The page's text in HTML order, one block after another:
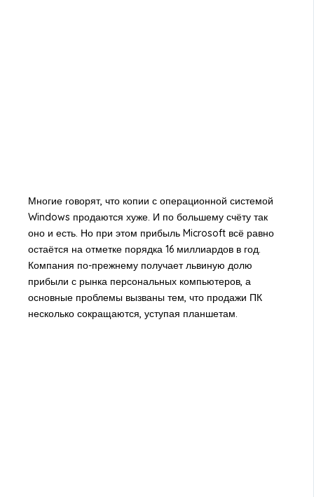
Многие говорят, что копии с операционной системой
Windows продаются хуже. И по большему счёту так
оно и есть. Но при этом прибыль Microsoft всё равно
остаётся на отметке порядка 16 миллиардов в год.
Компания по-прежнему получает львиную долю
прибыли с рынка персональных компьютеров, а
основные проблемы вызваны тем, что продажи ПК
несколько сокращаются, уступая планшетам.